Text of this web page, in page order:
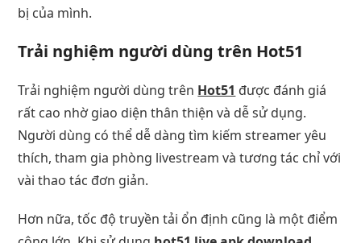
bị của mình.
Trải nghiệm người dùng trên Hot51
Trải nghiệm người dùng trên Hot51 được đánh giá
rất cao nhờ giao diện thân thiện và dễ sử dụng.
Người dùng có thể dễ dàng tìm kiếm streamer yêu
thích, tham gia phòng livestream và tương tác chỉ với
vài thao tác đơn giản.
Hơn nữa, tốc độ truyền tải ổn định cũng là một điểm